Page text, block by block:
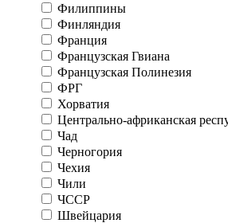
Филиппины
Финляндия
Франция
Французская Гвиана
Французская Полинезия
ФРГ
Хорватия
Центрально-африканская
Чад
Черногория
Чехия
Чили
ЧССР
Швейцария